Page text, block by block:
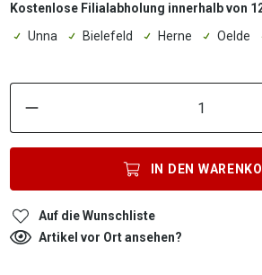
Kostenlose Filialabholung innerhalb von
Unna
Bielefeld Herne Oelde
IN DEN
Auf die Wunschliste
Artikel vor Ort ansehen?